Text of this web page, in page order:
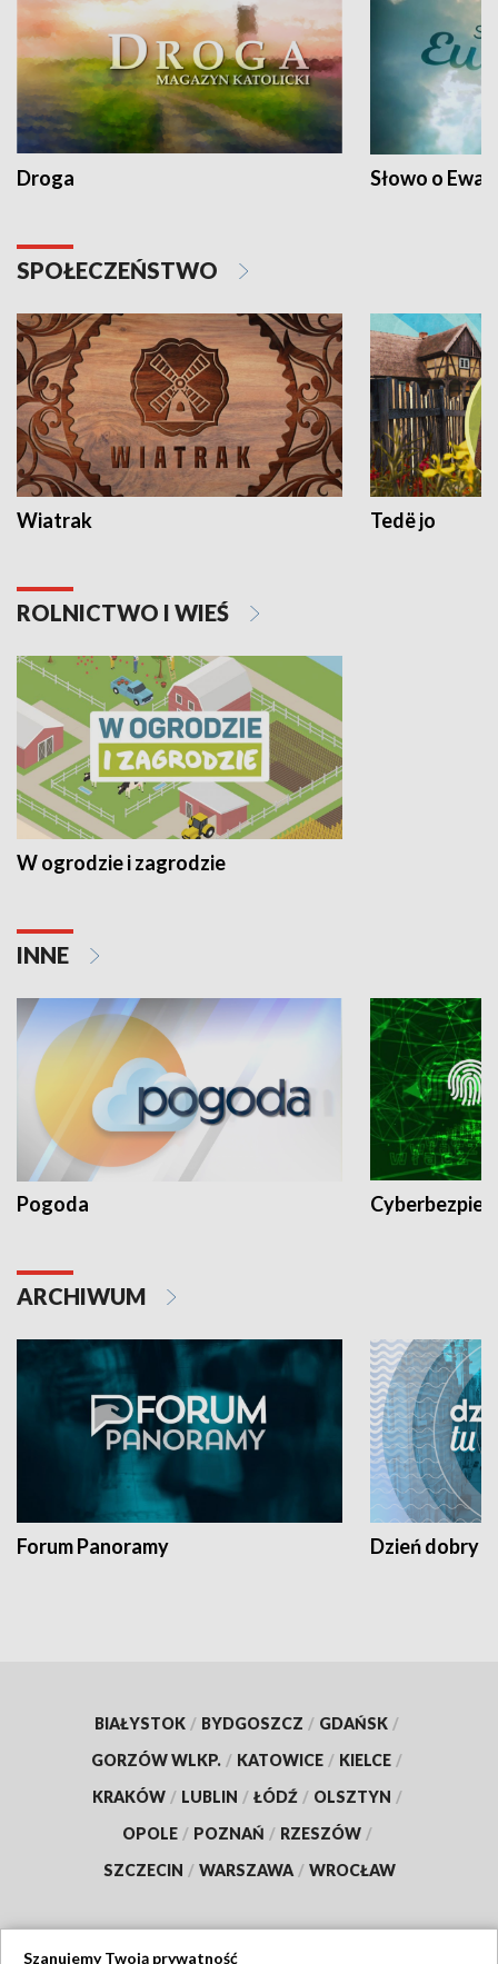
Droga Słowo o
SPOŁECZEŃSTWO
Wiatrak Tedë jo
ROLNICTWO I WIEŚ
W ogrodzie i zagrodzie
INNE
Pogoda
ARCHIWUM
Forum Panoramy Dzień dobry
BIAŁYSTOK / BYDGOSZCZ / GDAŃSK /
GORZÓW WLKP. / KATOWICE / KIELCE /
KRAKÓW / LUBLIN / ŁÓDŹ / OLSZTYN /
OPOLE / POZNAŃ / RZESZÓW /
SZCZECIN / WARSZAWA / WROCŁAW
Szanujemy Twoją prywatność